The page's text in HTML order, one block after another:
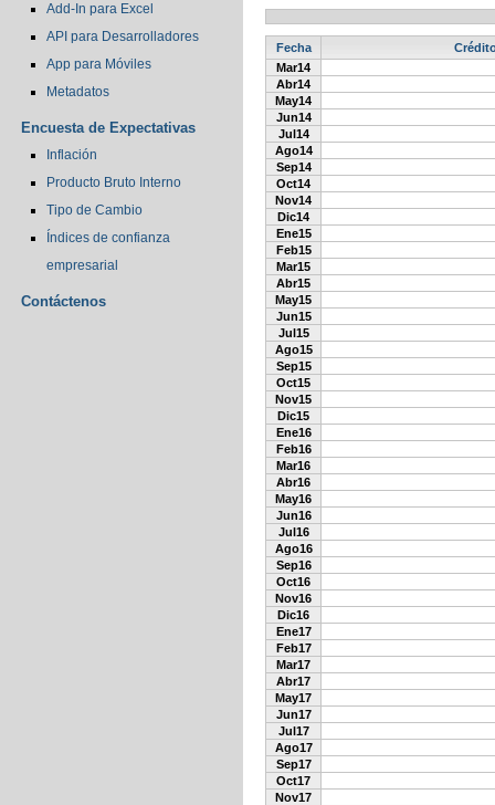
Add-In para Excel
API para Desarrolladores
App para Móviles
Metadatos
Encuesta de Expectativas
Inflación
Producto Bruto Interno
Tipo de Cambio
Índices de confianza
empresarial
Contáctenos
Fecha
Mar14
Abr14
May14
Jun14
Jul14
Ago14
Sep14
Oct14
Nov14
Dic14
Ene15
Feb15
Mar15
Abr15
May15
Jun15
Jul15
Ago15
Sep15
Oct15
Nov15
Dic15
Ene16
Feb16
Mar16
Abr16
May16
Jun16
Jul16
Ago16
Sep16
Oct16
Nov16
Dic16
Ene17
Feb17
Mar17
Abr17
May17
Jun17
Jul17
Ago17
Sep17
Oct17
Nov17